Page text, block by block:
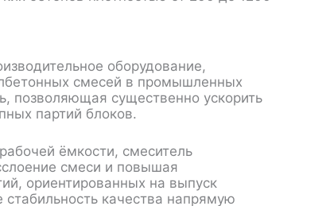
оборудование,
смесей в промышленных
позволяющая существенно ускорить
партий блоков.
ёмкости, смеситель
смеси и повышая
ориентированных на выпуск
качества напрямую